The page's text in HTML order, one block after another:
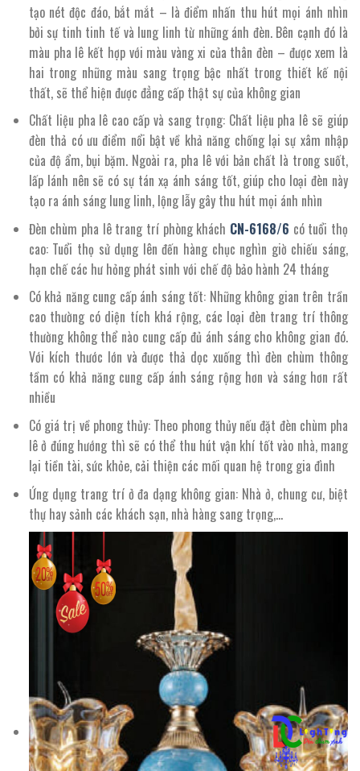
tạo nét độc đáo, bắt mắt – là điểm nhấn thu hút mọi ánh nhìn
bởi sự tinh tinh tế và lung linh từ những ánh đèn. Bên cạnh đó là
màu pha lê kết hợp với màu vàng xi của thân đèn – được xem là
hai trong những màu sang trọng bậc nhất trong thiết kế nội
thất, sẽ thể hiện được đẳng cấp thật sự của không gian
Chất liệu pha lê cao cấp và sang trọng: Chất liệu pha lê sẽ giúp
đèn thả có ưu điểm nổi bật về khả năng chống lại sự xâm nhập
của độ ẩm, bụi bặm. Ngoài ra, pha lê với bản chất là trong suốt,
lấp lánh nên sẽ có sự tán xạ ánh sáng tốt, giúp cho loại đèn này
tạo ra ánh sáng lung linh, lộng lẫy gây thu hút mọi ánh nhìn
Đèn chùm pha lê trang trí phòng khách CN-6168/6 có tuổi thọ
cao: Tuổi thọ sử dụng lên đến hàng chục nghìn giờ chiếu sáng,
hạn chế các hư hỏng phát sinh với chế độ bảo hành 24 tháng
Có khả năng cung cấp ánh sáng tốt: Những không gian trên trần
cao thường có diện tích khá rộng, các loại đèn trang trí thông
thường không thể nào cung cấp đủ ánh sáng cho không gian đó.
Với kích thước lớn và được thả dọc xuống thì đèn chùm thông
tầm có khả năng cung cấp ánh sáng rộng hơn và sáng hơn rất
nhiều
Có giá trị về phong thủy: Theo phong thủy nếu đặt đèn chùm pha
lê ở đúng hướng thì sẽ có thể thu hút vận khí tốt vào nhà, mang
lại tiền tài, sức khỏe, cải thiện các mối quan hệ trong gia đình
Ứng dụng trang trí ở đa dạng không gian: Nhà ở, chung cư, biệt
thự hay sảnh các khách sạn, nhà hàng sang trọng,…